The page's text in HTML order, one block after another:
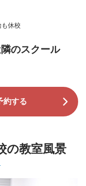
休校
のスクール
約する
の教室風景